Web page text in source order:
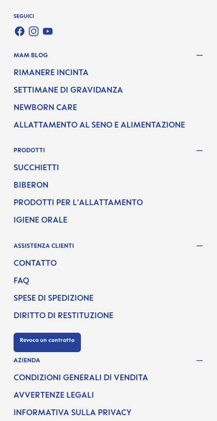
SEGUICI
FACEBOOK
INSTAGRAM
YOUTUBE
MAM BLOG
RIMANERE INCINTA
SETTIMANE DI GRAVIDANZA
NEWBORN CARE
ALLATTAMENTO AL SENO E ALIMENTAZIONE
PRODOTTI
SUCCHIETTI
BIBERON
PRODOTTI PER L'ALLATTAMENTO
IGIENE ORALE
ASSISTENZA CLIENTI
CONTATTO
FAQ
SPESE DI SPEDIZIONE
DIRITTO DI RESTITUZIONE
Revoca un contratto
AZIENDA
CONDIZIONI GENERALI DI VENDITA
AVVERTENZE LEGALI
INFORMATIVA SULLA PRIVACY